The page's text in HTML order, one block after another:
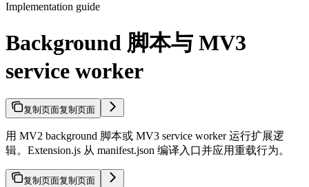
Implementation guide
Background 脚本与 MV3
service worker
复制页面复制页面
用 MV2 background 脚本或 MV3 service worker 运行扩展逻
辑。Extension.js 从 manifest.json 编译入口并应用重载行为。
复制页面复制页面